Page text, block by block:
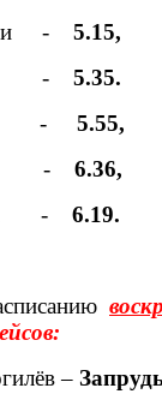
-
5.15,
-
5.35.
- 5.55,
- 6.36,
- 6.19.
–